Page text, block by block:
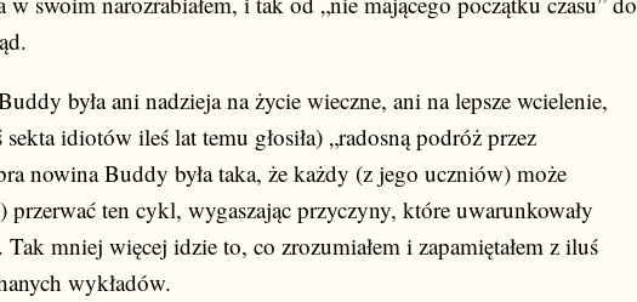
była ani nadzieja na życie wieczne, ani na lepsze wcielenie,
idiotów ileś lat temu głosiła) „radosną podróż przez
nowina Buddy była taka, że każdy (z jego uczniów) może
ten cykl, wygaszając przyczyny, które uwarunkowały
mniej więcej idzie to, co zrozumiałem i zapamiętałem z iluś
wykładów.